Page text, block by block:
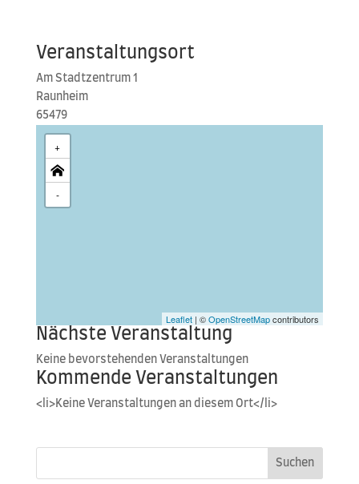
Veranstaltungsort
Am Stadt­zen­trum 1
Raun­heim
65479
+
-
Leaflet | ©OpenStreetMapcontributors
Nächste Veranstaltung
Kei­ne bevor­ste­hen­den Veranstaltungen
Kommende Veranstaltungen
<li>Keine Ver­an­stal­tun­gen an die­sem Ort</li>